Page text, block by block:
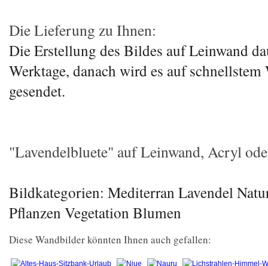
Die Lieferung zu Ihnen:
Die Erstellung des Bildes auf Leinwand
Werktage, danach wird es auf schnellstem
gesendet.
"Lavendelbluete" auf Leinwand, Acryl
Bildkategorien: Mediterran Lavendel
Pflanzen Vegetation Blumen
Diese Wandbilder könnten Ihnen auch gefallen: